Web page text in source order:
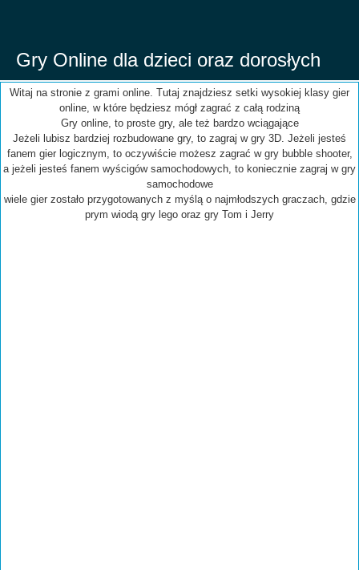
Gry Online dla dzieci oraz dorosłych
Witaj na stronie z grami online. Tutaj znajdziesz setki wysokiej klasy gier
online, w które będziesz mógł zagrać z całą rodziną
Gry online, to proste gry, ale też bardzo wciągające
Jeżeli lubisz bardziej rozbudowane gry, to zagraj w gry 3D. Jeżeli jesteś
fanem gier logicznym, to oczywiście możesz zagrać w gry bubble shooter,
a jeżeli jesteś fanem wyścigów samochodowych, to koniecznie zagraj w gry
samochodowe
wiele gier zostało przygotowanych z myślą o najmłodszych graczach, gdzie
prym wiodą gry lego oraz gry Tom i Jerry